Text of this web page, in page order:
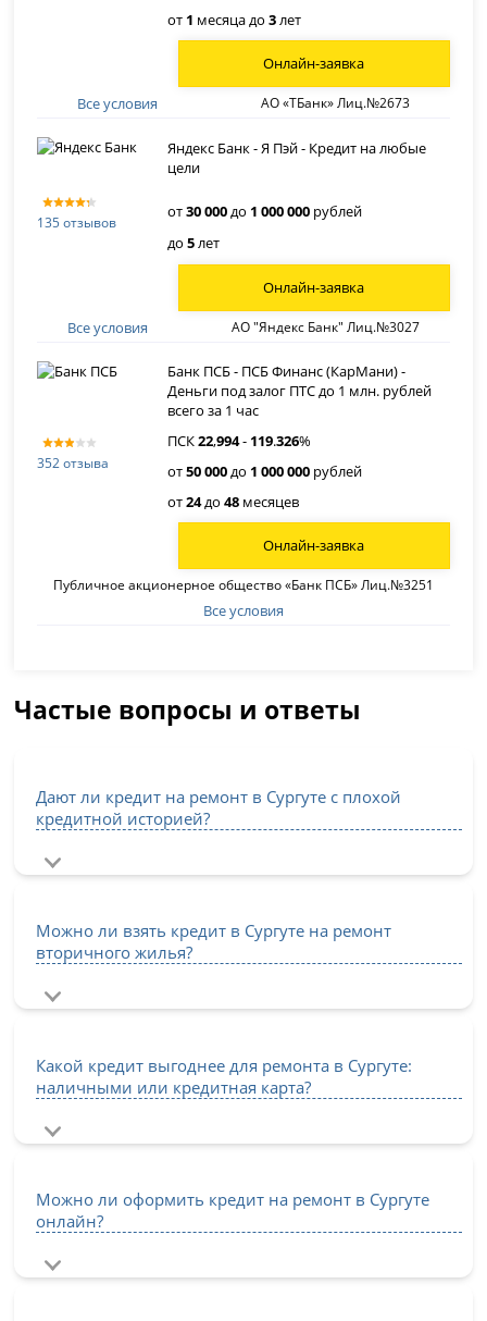
от 1 месяца до3лет
Все условия АО «ТБанк» Лиц.№2673
Онлайн-заявка
135 отзывов
Яндекс Банк - Я Пэй - Кредит на любые
цели
от30 000до 1 000 000 рублей
до5лет
Все условия АО "Яндекс Банк" Лиц.№3027
Онлайн-заявка
352 отзыва
Банк ПСБ - ПСБ Финанс (КарМани) -
Деньги под залог ПТС до 1 млн. рублей
всего за 1 час
ПСК22,994- 119.326%
от50 000до 1 000 000 рублей
от24до48 месяцев
Все условия
Публичное акционерное общество «Банк ПСБ» Лиц.№3251
Онлайн-заявка
Частые вопросы и ответы
Дают ли кредит на ремонт в Сургуте с плохой
кредитной историей?
Можно ли взять кредит в Сургуте на ремонт
вторичного жилья?
Какой кредит выгоднее для ремонта в Сургуте:
наличными или кредитная карта?
Можно ли оформить кредит на ремонт в Сургуте
онлайн?